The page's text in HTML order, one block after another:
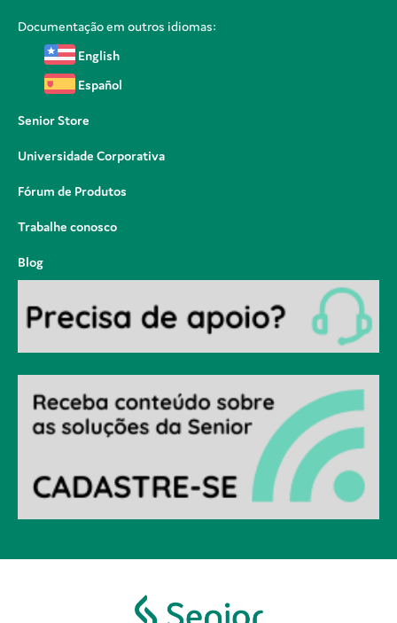
Documentação em outros idiomas:
English
Español
Senior Store
Universidade Corporativa
Fórum de Produtos
Trabalhe conosco
Blog